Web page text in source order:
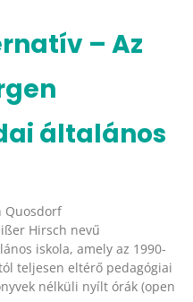
– Az
általános
Quosdorf
Hirsch nevű
iskola, amely az 1990-
teljesen eltérő pedagógiai
nélküli nyílt órák (open